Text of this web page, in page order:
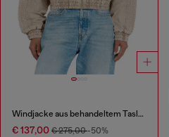
Windjacke aus behandeltem Taslan
€ 137,00 € 275,00-50%